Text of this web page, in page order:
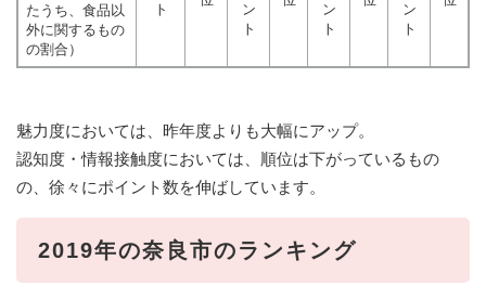
たうち、食品以
外に関するもの
の割合）
ト
ン
ト
ン
ト
ン
ト
魅力度においては、昨年度よりも大幅にアップ。
認知度・情報接触度においては、順位は下がっているもの
の、徐々にポイント数を伸ばしています。
2019年の奈良市のランキング